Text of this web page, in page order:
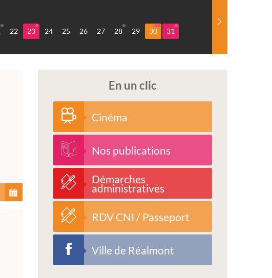
22 23 24 25 26 27 28 29 30 31
En un clic
Cinéma
Nos publications
Démarches
administratives
RDV CNI / Passeport
Ville de Réalmont